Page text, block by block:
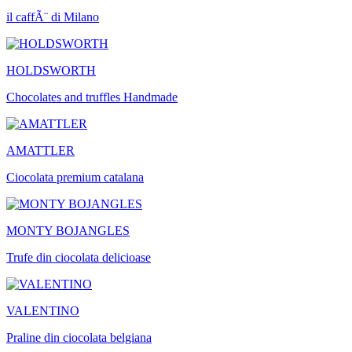
il caffÃ¨ di Milano
HOLDSWORTH
Chocolates and truffles Handmade
AMATTLER
Ciocolata premium catalana
MONTY BOJANGLES
Trufe din ciocolata delicioase
VALENTINO
Praline din ciocolata belgiana